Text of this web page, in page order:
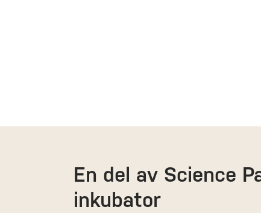
En del av Science
inkubator